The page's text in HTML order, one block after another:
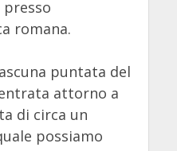
presso
romana.
puntata del
attorno a
di circa un
possiamo